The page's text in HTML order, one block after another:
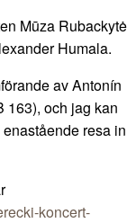
Mūza Rubackytė
Humala.
av Antonín
163), och jag kan
resa in
koncert-